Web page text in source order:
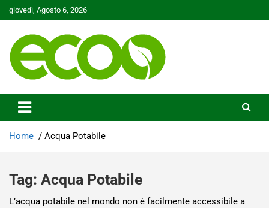
Skip
to
giovedì, Agosto 6, 2026
Ecoo.it
Home Acqua Potabile
Tag: Acqua Potabile
L’acqua potabile nel mondo non è facilmente accessibile a